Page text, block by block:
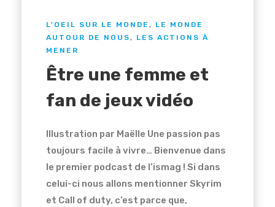
L'OEIL SUR LE MONDE , LE MONDE
AUTOUR DE NOUS, LES ACTIONS À
MENER
Être une femme et
fan de jeux vidéo
Illustration par Maëlle Une passion pas
toujours facile à vivre… Bienvenue dans
le premier podcast de l’ismag ! Si dans
celui-ci nous allons mentionner Skyrim
et Call of duty, c’est parce que,